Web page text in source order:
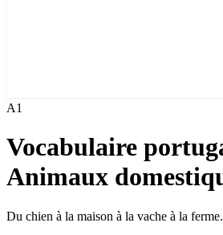
A1
Vocabulaire
Animaux
Du chien à la maison à la vache à la ferme.